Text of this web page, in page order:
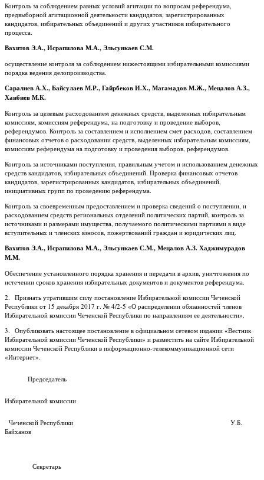
Контроль за соблюдением равных условий агитации по вопросам референдума,
предвыборной агитационной деятельности кандидатов, зарегистрированных
кандидатов, избирательных объединений и других участников избирательного
процесса.
Вахитов Э.А., Исрапилова М.А., Эльсункаев С.М.
осуществление контроля за соблюдением нижестоящими избирательными комиссиями
порядка ведения делопроизводства.
Саралиев А.Х., Байсулаев М.Р., Гайрбеков И.Х., Магамадов М.Ж., Мецалов А.З.,
Ханбиев М.К.
Контроль за целевым расходованием денежных средств, выделенных избирательным
комиссиям, комиссиям референдума, на подготовку и проведение выборов,
референдумов. Контроль за составлением и исполнением смет расходов, составлением
финансовых отчетов о расходовании средств, выделенных избирательным комиссиям,
комиссиям референдума на подготовку и проведения выборов, референдумов.
Контроль за источниками поступления, правильным учетом и использованием денежных
средств кандидатов, избирательных объединений. Проверка финансовых отчетов
кандидатов, зарегистрированных кандидатов, избирательных объединений,
инициативных групп по проведению референдума.
Контроль за своевременным предоставлением и проверка сведений о поступлении, и
расходованием средств региональных отделений политических партий, контроль за
источниками и размерами имущества, получаемого политическими партиями в виде
вступительных и членских взносов, пожертвований граждан и юридических лиц.
Вахитов Э.А., Исрапилова М.А., Эльсункаев С.М., Мецалов А.З. Хаджимурадов
М.М.
Обеспечение установленного порядка хранения и передачи в архив, уничтожения по
истечении сроков хранения избирательных документов и документов референдума.
2. Признать утратившим силу постановление Избирательной комиссии Чеченской
Республики от 15 декабря 2017 г. № 4/2-5 «О распределении обязанностей членов
Избирательной комиссии Чеченской Республики по направлениям ее деятельности».
3. Опубликовать настоящее постановление в официальном сетевом издании «Вестник
Избирательной комиссии Чеченской Республики» и разместить на сайте Избирательной
комиссии Чеченской Республики в информационно-телекоммуникационной сети
«Интернет».
Председатель
Избирательной комиссии
Чеченской Республики У.Б.
Байханов
Секретарь